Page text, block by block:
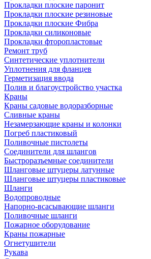
Прокладки плоские паронит
Прокладки плоские резиновые
Прокладки плоские Фибра
Прокладки силиконовые
Прокладки фторопластовые
Ремонт труб
Синтетические уплотнители
Уплотнения для фланцев
Герметизация ввода
Полив и благоустройство участка
Краны
Краны садовые водоразборные
Сливные краны
Незамерзающие краны и колонки
Погреб пластиковый
Поливочные пистолеты
Соединители для шлангов
Быстроразъемные соединители
Шланговые штуцеры латунные
Шланговые штуцеры пластиковые
Шланги
Водопроводные
Напорно-всасывающие шланги
Поливочные шланги
Пожарное оборудование
Краны пожарные
Огнетушители
Рукава